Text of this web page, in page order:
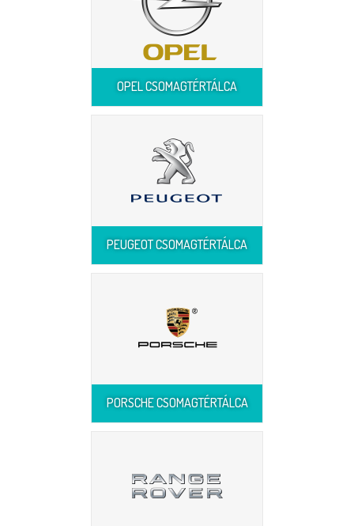
OPEL CSOMAGTÉRTÁLCA
PEUGEOT CSOMAGTÉRTÁLCA
PORSCHE CSOMAGTÉRTÁLCA